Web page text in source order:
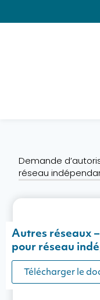
Demande
réseau
Autres réseaux
pour réseau
Télécharger le